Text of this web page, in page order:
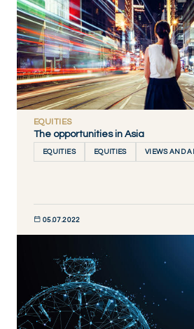
EQUITIES
The opportunities in Asia
EQUITIES EQUITIES VIEWS AND
05.07.2022
DÉCOUVRIR MAINTENANT